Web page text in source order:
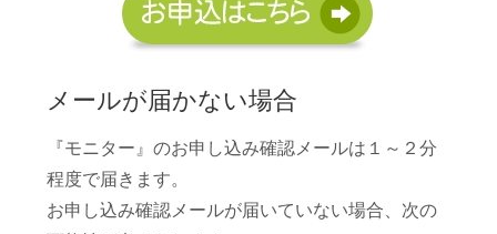
メールが届かない場合
『モニター』のお申し込み確認メールは１～２分
程度で届きます。
お申し込み確認メールが届いていない場合、次の